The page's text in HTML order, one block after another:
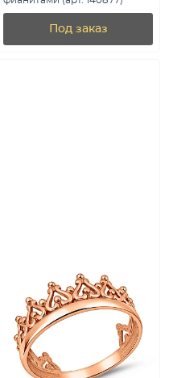
Под заказ